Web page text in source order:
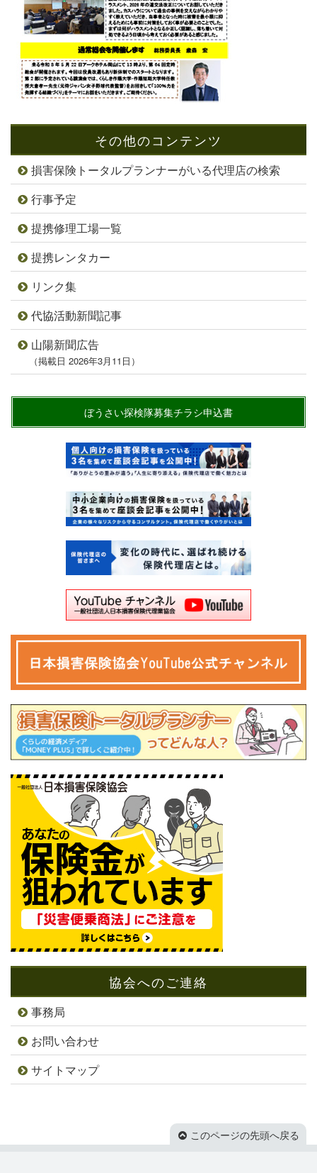
その他のコンテンツ
損害保険トータルプランナーがいる代理店の検索
行事予定
提携修理工場一覧
提携レンタカー
リンク集
代協活動新聞記事
山陽新聞広告
（掲載日 2026年3月11日）
ぼうさい探検隊募集チラシ申込書
協会へのご連絡
事務局
お問い合わせ
サイトマップ
このページの先頭へ戻る